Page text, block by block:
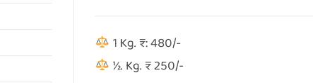
1 Kg. ₹: 480/-
½. Kg. ₹ 250/-